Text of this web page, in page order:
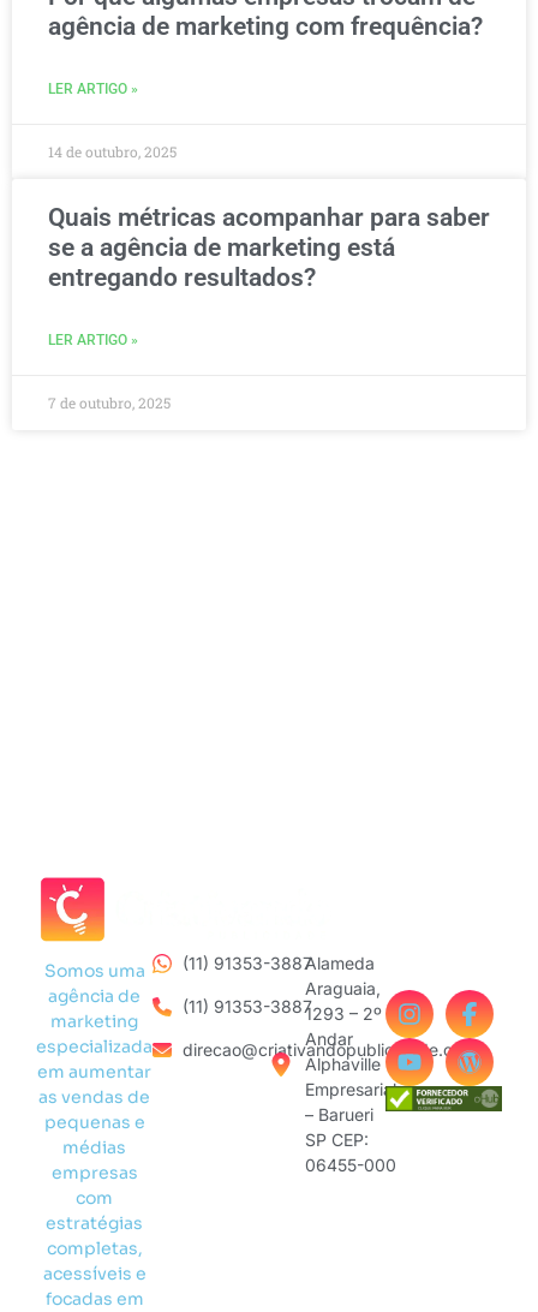
agência de marketing com frequência?
LER ARTIGO »
14 de outubro, 2025
Quais métricas acompanhar para saber
se a agência de marketing está
entregando resultados?
LER ARTIGO »
7 de outubro, 2025
Somos uma
agência de
marketing
especializada
em aumentar
as vendas de
pequenas e
médias
empresas
com
estratégias
completas,
acessíveis e
focadas em
(11) 91353-3887
(11) 91353-3887
direcao@criativandopublicidade.com
Alameda
Araguaia,
1293 – 2º
Andar
Alphaville
Empresarial
– Barueri
SP CEP:
06455-000